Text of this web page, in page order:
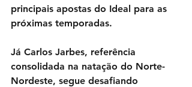
principais apostas do Ideal para as
próximas temporadas.
Já Carlos Jarbes, referência
consolidada na natação do Norte-
Nordeste, segue desafiando